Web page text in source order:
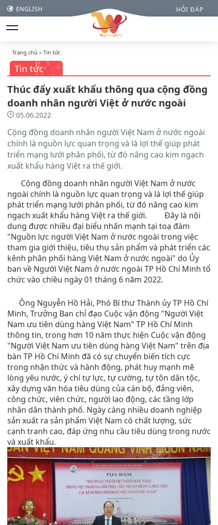
ENGLISH HỎI ĐÁP
Trang chủ » Tin tức
Tin tức
Thúc đẩy xuất khẩu thông qua cộng đồng
doanh nhân người Việt ở nước ngoài
05.06.2022
Cộng đồng doanh nhân người Việt Nam ở nước ngoài
chính là nguồn lực quan trọng và là lợi thế giúp phát
triển mạng lưới phân phối, từ đó nâng cao kim ngạch
xuất khẩu hàng Việt ra thế giới.
Cộng đồng doanh nhân người Việt Nam ở nước
ngoài chính là nguồn lực quan trọng và là lợi thế giúp
phát triển mạng lưới phân phối, từ đó nâng cao kim
ngạch xuất khẩu hàng Việt ra thế giới. Đây là nội
dung được nhiều đại biểu nhấn mạnh tại toạ đàm
"Nguồn lực người Việt Nam ở nước ngoài trong việc
tham gia giới thiệu, tiêu thụ sản phẩm và phát triển các
kênh phân phối hàng Việt Nam ở nước ngoài" do Ủy
ban về Người Việt Nam ở nước ngoài TP Hồ Chí Minh tổ
chức vào chiều ngày 01 tháng 6 năm 2022.
Ông Nguyễn Hồ Hải, Phó Bí thư Thành ủy TP Hồ Chí
Minh, Trưởng Ban chỉ đạo Cuộc vận động "Người Việt
Nam ưu tiên dùng hàng Việt Nam" TP Hồ Chí Minh
thông tin, trong hơn 10 năm thực hiện Cuộc vận động
"Người Việt Nam ưu tiên dùng hàng Việt Nam" trên địa
bàn TP Hồ Chí Minh đã có sự chuyển biến tích cực
trong nhận thức và hành động, phát huy mạnh mẽ
lòng yêu nước, ý chí tự lực, tự cường, tự tôn dân tộc,
xây dựng văn hóa tiêu dùng của cán bộ, đảng viên,
công chức, viên chức, người lao động, các tầng lớp
nhân dân thành phố. Ngày càng nhiều doanh nghiệp
sản xuất ra sản phẩm Việt Nam có chất lượng, sức
cạnh tranh cao, đáp ứng nhu cầu tiêu dùng trong nước
và xuất khẩu.